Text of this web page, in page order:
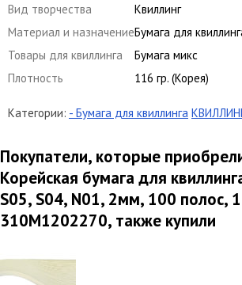
Вид творчества
Квиллинг
Материал и назначениеБумага для
Товары для квиллинга
Бумага микс
Плотность
116 гр. (Корея)
Категории: - Бумага для квиллинга
Покупатели, которые
Корейская бумага для
S05, S04, N01, 2мм, 100 полос,
310M1202270, также купили